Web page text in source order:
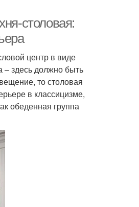
столовая:
центр в виде
– здесь должно быть
то столовая
в классицизме,
обеденная группа